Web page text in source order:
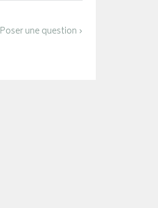
Poser une question ›